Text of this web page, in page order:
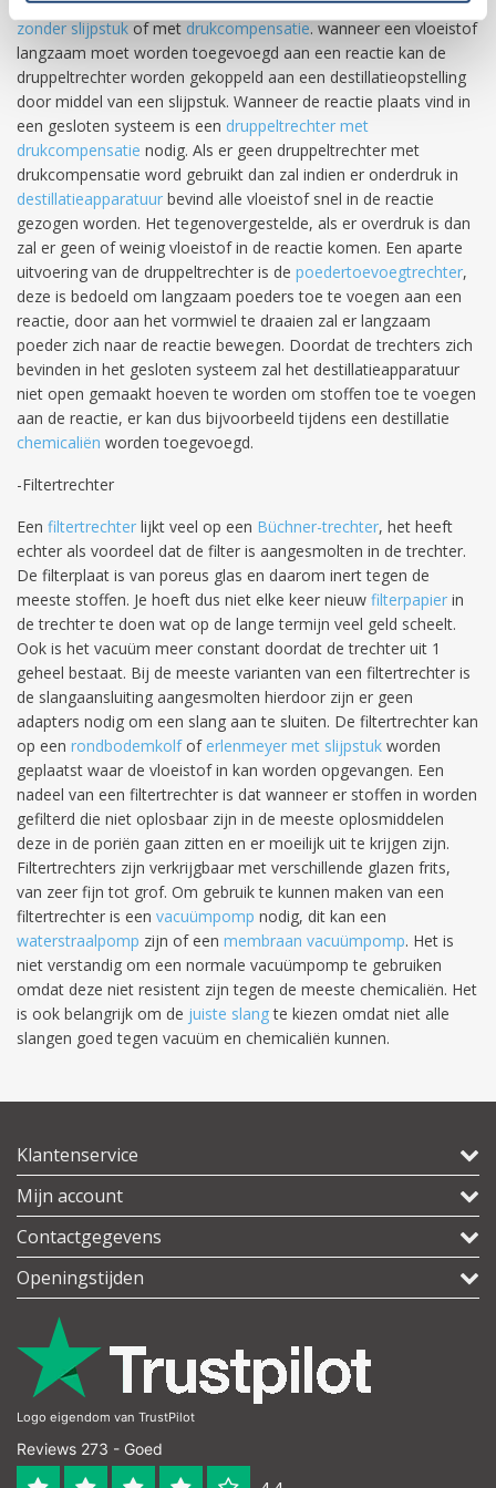
zonder slijpstuk of met drukcompensatie. wanneer een vloeistof
langzaam moet worden toegevoegd aan een reactie kan de
druppeltrechter worden gekoppeld aan een destillatieopstelling
door middel van een slijpstuk. Wanneer de reactie plaats vind in
een gesloten systeem is een druppeltrechter met
drukcompensatie nodig. Als er geen druppeltrechter met
drukcompensatie word gebruikt dan zal indien er onderdruk in
destillatieapparatuur bevind alle vloeistof snel in de reactie
gezogen worden. Het tegenovergestelde, als er overdruk is dan
zal er geen of weinig vloeistof in de reactie komen. Een aparte
uitvoering van de druppeltrechter is de poedertoevoegtrechter,
deze is bedoeld om langzaam poeders toe te voegen aan een
reactie, door aan het vormwiel te draaien zal er langzaam
poeder zich naar de reactie bewegen. Doordat de trechters zich
bevinden in het gesloten systeem zal het destillatieapparatuur
niet open gemaakt hoeven te worden om stoffen toe te voegen
aan de reactie, er kan dus bijvoorbeeld tijdens een destillatie
chemicaliën worden toegevoegd.
-Filtertrechter
Een filtertrechter lijkt veel op een Büchner-trechter, het heeft
echter als voordeel dat de filter is aangesmolten in de trechter.
De filterplaat is van poreus glas en daarom inert tegen de
meeste stoffen. Je hoeft dus niet elke keer nieuw filterpapier in
de trechter te doen wat op de lange termijn veel geld scheelt.
Ook is het vacuüm meer constant doordat de trechter uit 1
geheel bestaat. Bij de meeste varianten van een filtertrechter is
de slangaansluiting aangesmolten hierdoor zijn er geen
adapters nodig om een slang aan te sluiten. De filtertrechter kan
op een rondbodemkolfof erlenmeyer met slijpstuk worden
geplaatst waar de vloeistof in kan worden opgevangen. Een
nadeel van een filtertrechter is dat wanneer er stoffen in worden
gefilterd die niet oplosbaar zijn in de meeste oplosmiddelen
deze in de poriën gaan zitten en er moeilijk uit te krijgen zijn.
Filtertrechters zijn verkrijgbaar met verschillende glazen frits,
van zeer fijn tot grof. Om gebruik te kunnen maken van een
filtertrechter is een vacuümpomp nodig, dit kan een
waterstraalpomp zijn of een membraan vacuümpomp. Het is
niet verstandig om een normale vacuümpomp te gebruiken
omdat deze niet resistent zijn tegen de meeste chemicaliën. Het
is ook belangrijk om de juiste slangte kiezen omdat niet alle
slangen goed tegen vacuüm en chemicaliën kunnen.
Klantenservice
Mijn account
Contactgegevens
Openingstijden
Logo eigendom van TrustPilot
Reviews 273 - Goed